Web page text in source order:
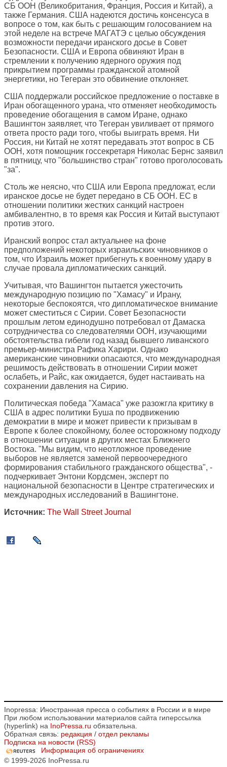
СБ ООН (Великобритания, Франция, Россия и Китай), а
также Германия. США надеются достичь консенсуса в
вопросе о том, как быть с решающим голосованием на
этой неделе на встрече МАГАТЭ с целью обсуждения
возможности передачи иранского досье в Совет
Безопасности. США и Европа обвиняют Иран в
стремлении к получению ядерного оружия под
прикрытием программы гражданской атомной
энергетики, но Тегеран это обвинение отклоняет.
США поддержали российское предложение о поставке в
Иран обогащенного урана, что отменяет необходимость
проведение обогащения в самом Иране, однако
Вашингтон заявляет, что Тегеран увиливает от прямого
ответа просто ради того, чтобы выиграть время. Ни
Россия, ни Китай не хотят передавать этот вопрос в СБ
ООН, хотя помощник госсекретаря Николас Бернс заявил
в пятницу, что "большинство стран" готово проголосовать
"за".
Столь же неясно, что США или Европа предложат, если
иранское досье не будет передано в СБ ООН. ЕС в
отношении политики жестких санкций настроен
амбивалентно, в то время как Россия и Китай выступают
против этого.
Иранский вопрос стал актуальнее на фоне
предположений некоторых израильских чиновников о
том, что Израиль может прибегнуть к военному удару в
случае провала дипломатических санкций.
Учитывая, что Вашингтон пытается ужесточить
международную позицию по "Хамасу" и Ирану,
некоторые беспокоятся, что дипломатическое внимание
может сместиться с Сирии. Совет Безопасности
прошлым летом единодушно потребовал от Дамаска
сотрудничества со следователями ООН, изучающими
обстоятельства гибели год назад бывшего ливанского
премьер-министра Рафика Харири. Однако
американские чиновники опасаются, что международная
решимость действовать в отношении Сирии может
ослабеть, и Райс, как ожидается, будет настаивать на
сохранении давления на Сирию.
Политическая победа "Хамаса" уже разожгла критику в
США в адрес политики Буша по продвижению
демократии в мире и может привести к призывам в
Европе к более спокойному, более осторожному подходу
в отношении ситуации в других местах Ближнего
Востока. "Мы видим, что неотложное проведение
выборов не является заменой первоочередного
формирования стабильного гражданского общества", -
подчеркивает Энтони Кордсмен, эксперт по
национальной безопасности в Центре стратегических и
международных исследований в Вашингтоне.
Источник: The Wall Street Journal
Inopressa: Иностранная пресса о событиях в России и в мире
При любом использовании материалов сайта гиперссылка
(hyperlink) на InoPressa.ru обязательна.
Обратная связь: редакция / отдел рекламы
Подписка на новости (RSS)
Информация об ограничениях
© 1999-2026 InoPressa.ru